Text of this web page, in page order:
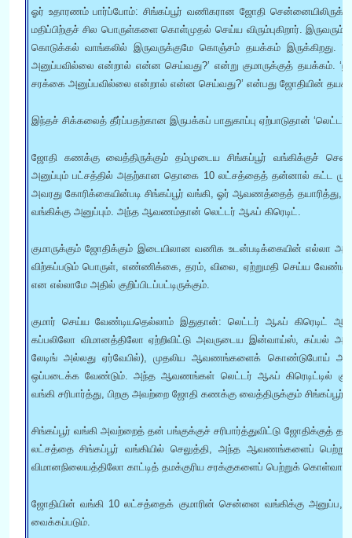
ஓர் உதாரணம் பார்ப்போம்: சிங்கப்பூர் வணிகரான ஜோதி
மதிப்பிற்குச் சில பொருள்களை கொள்முதல் செய்ய விரும்புகிறார்.
கொடுக்கல் வாங்கலில் இருவருக்குமே கொஞ்சம் தயக்கம் இருக்கிறது.
அனுப்பவில்லை என்றால் என்ன செய்வது?’ என்று குமாருக்குத் தயக்கம்.
சரக்கை அனுப்பவில்லை என்றால் என்ன செய்வது?’ என்பது ஜோதியின்
இந்தச் சிக்கலைத் தீர்ப்பதற்கான இருபக்கப் பாதுகாப்பு ஏற்பாடுதான் ‘லெட்டர்
ஜோதி கணக்கு வைத்திருக்கும் தம்முடைய சிங்கப்பூர் வங்கிக்குச்
அனுப்பும் பட்சத்தில் அதற்கான தொகை 10 லட்சத்தைத் தன்னால் கட்ட
அவரது கோரிக்கையின்படி சிங்கப்பூர் வங்கி, ஓர் ஆவணத்தைத்
வங்கிக்கு அனுப்பும். அந்த ஆவணம்தான் லெட்டர் ஆஃப் கிரெடிட்.
குமாருக்கும் ஜோதிக்கும் இடையிலான வணிக உடன்படிக்கையின் எல்லா
விற்கப்படும் பொருள், எண்ணிக்கை, தரம், விலை, ஏற்றுமதி செய்ய
என எல்லாமே அதில் குறிப்பிடப்பட்டிருக்கும்.
குமார் செய்ய வேண்டியதெல்லாம் இதுதான்: லெட்டர் ஆஃப் கிரெடிட்
கப்பலிலோ விமானத்திலோ ஏற்றிவிட்டு அவருடைய இன்வாய்ஸ், கப்பல்
லேடிங் அல்லது ஏர்வேபில்), முதலிய ஆவணங்களைக் கொண்டுபோய்
ஒப்படைக்க வேண்டும். அந்த ஆவணங்கள் லெட்டர் ஆஃப் கிரெடிட்டில்
வங்கி சரிபார்த்து, பிறகு அவற்றை ஜோதி கணக்கு வைத்திருக்கும் சிங்கப்பூர்
சிங்கப்பூர் வங்கி அவற்றைத் தன் பங்குக்குச் சரிபார்த்துவிட்டு ஜோதிக்குத்
லட்சத்தை சிங்கப்பூர் வங்கியில் செலுத்தி, அந்த ஆவணங்களைப்
விமானநிலையத்திலோ காட்டித் தமக்குரிய சரக்குகளைப் பெற்றுக் கொள்வார்.
ஜோதியின் வங்கி 10 லட்சத்தைக் குமாரின் சென்னை வங்கிக்கு
வைக்கப்படும்.